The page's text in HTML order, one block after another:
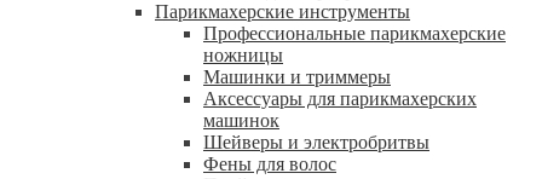
Парикмахерские инструменты
Профессиональные парикмахерские
ножницы
Машинки и триммеры
Аксессуары для парикмахерских
машинок
Шейверы и электробритвы
Фены для волос